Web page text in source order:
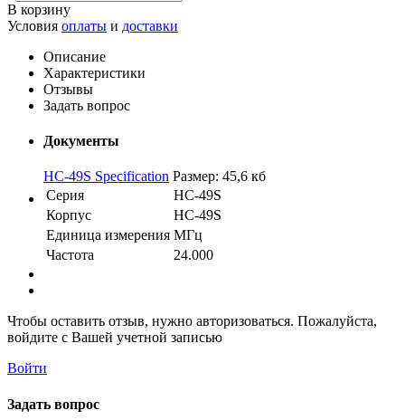
В корзину
Условия оплаты и доставки
Описание
Характеристики
Отзывы
Задать вопрос
Документы
HC-49S Specification Размер: 45,6 кб
Серия
HC-49S
Корпус
HC-49S
Единица измерения МГц
Частота
24.000
Чтобы оставить отзыв, нужно авторизоваться. Пожалуйста,
войдите с Вашей учетной записью
Войти
Задать вопрос